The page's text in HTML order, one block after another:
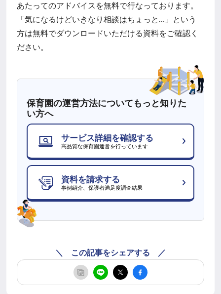
あたってのアドバイスを無料で行なっております。
「気になるけどいきなり相談はちょっと…」という
方は無料でダウンロードいただける資料をご確認く
ださい。
保育園の運営方法についてもっと知りた
い方へ
サービス詳細を確認する
高品質な保育園運営を行っています
資料を請求する
事例紹介、保護者満足度調査結果
＼ この記事をシェアする ／